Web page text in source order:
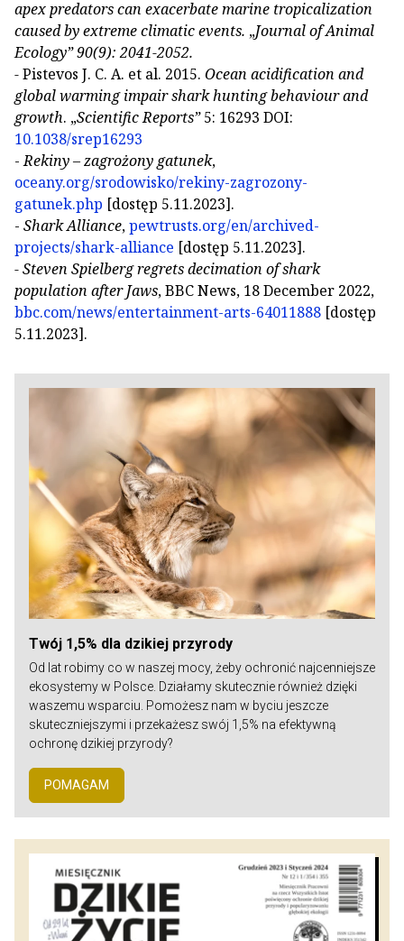
apex predators can exacerbate marine tropicalization
caused by extreme climatic events. „Journal of Animal
Ecology” 90(9): 2041-2052.
-Pistevos J. C. A. et al. 2015. Ocean acidification and
global warming impair shark hunting behaviour and
growth. „Scientific Reports”5: 16293 DOI:
10.1038/srep16293
-Rekiny – zagrożony gatunek,
oceany.org/srodowisko/rekiny-zagrozony-
gatunek.php [dostęp 5.11.2023].
- Shark Alliance,pewtrusts.org/en/archived-
projects/shark-alliance [dostęp 5.11.2023].
- Steven Spielberg regrets decimation of shark
population after Jaws, BBC News, 18 December 2022,
bbc.com/news/entertainment-arts-64011888 [dostęp
5.11.2023].
Twój 1,5% dla dzikiej przyrody
Od lat robimy co w naszej mocy, żeby ochronić najcenniejsze
ekosystemy w Polsce. Działamy skutecznie również dzięki
waszemu wsparciu. Pomożesz nam w byciu jeszcze
skuteczniejszymi i przekażesz swój 1,5% na efektywną
ochronę dzikiej przyrody?
POMAGAM